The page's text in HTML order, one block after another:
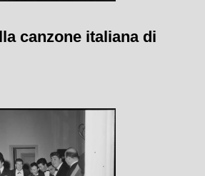
canzone italiana di